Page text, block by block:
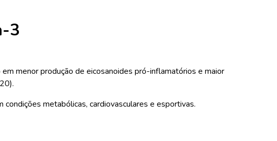
3
menor produção de eicosanoides pró-inflamatórios e maior
metabólicas, cardiovasculares e esportivas.